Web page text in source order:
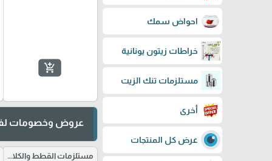
احواض سمك
خراطات زيتون يونانية
مستلزمات تنك الزيت
أخرى
عرض كل المنتجات
add_shopping_cart
عروض وخصومات
مستلزمات القطط والكلاب